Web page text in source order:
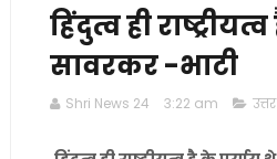
हिंदुत्व ही
सावरकर -भाटी
Shri News 24 3:22 am